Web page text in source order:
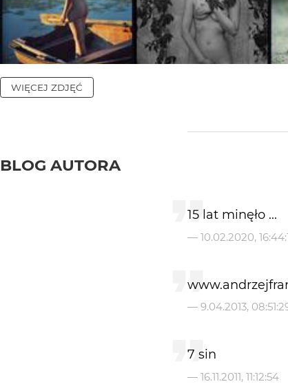
WIĘCEJ ZDJĘĆ
BLOG AUTORA
15 lat minęło ...
— 10.02.2020,
— 9.04.2013,
7 sin
— 16.11.2011, 11:12:54